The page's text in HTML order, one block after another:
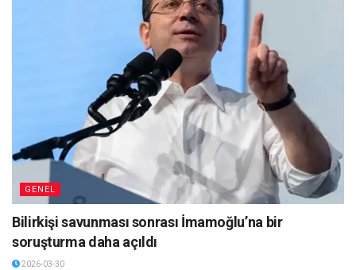
GENEL
Bilirkişi savunması sonrası İmamoğlu’na bir
soruşturma daha açıldı
2026-03-30